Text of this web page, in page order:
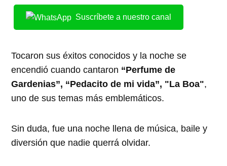
Suscríbete a nuestro canal
Tocaron sus éxitos conocidos y la noche se
encendió cuando cantaron “Perfume de
Gardenias”, “Pedacito de mi vida”, "La Boa",
uno de sus temas más emblemáticos.
Sin duda, fue una noche llena de música, baile y
diversión que nadie querrá olvidar.